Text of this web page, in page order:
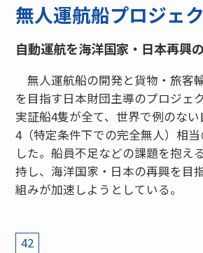
無人運航船プロジェ
自動運航を海洋国家・日本再興
無人運航船の開発と貨物・旅客
を目指す日本財団主導のプロジェ
実証船4隻が全て、世界で例のな
4（特定条件下での完全無人）相
した。船員不足などの課題を抱え
持し、海洋国家・日本の再興を目
組みが加速しようとしている。
42